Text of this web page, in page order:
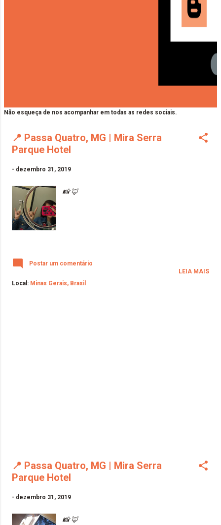
Não esqueça de nos acompanhar em todas as redes sociais.
📍 Passa Quatro, MG | Mira Serra
Parque Hotel
- dezembro 31, 2019
📸 🦊
Postar um comentário
Local: Minas Gerais, Brasil
LEIA MAIS
📍 Passa Quatro, MG | Mira Serra
Parque Hotel
- dezembro 31, 2019
📸 🦊